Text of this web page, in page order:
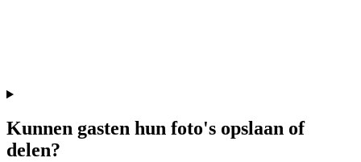
Kunnen gasten hun foto's opslaan of
delen?